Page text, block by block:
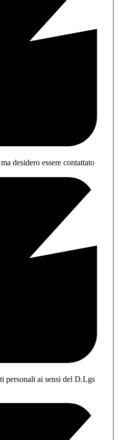
desidero essere contattato
personali ai sensi del D.Lgs